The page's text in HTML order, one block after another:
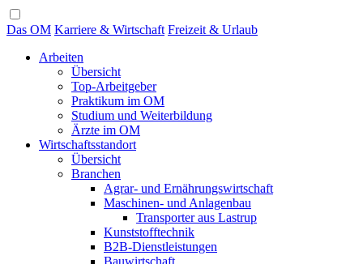
Das OM Karriere & Wirtschaft Freizeit & Urlaub
Arbeiten
Übersicht
Top-Arbeitgeber
Praktikum im OM
Studium und Weiterbildung
Ärzte im OM
Wirtschaftsstandort
Übersicht
Branchen
Agrar- und Ernährungswirtschaft
Maschinen- und Anlagenbau
Transporter aus Lastrup
Kunststofftechnik
B2B-Dienstleistungen
Bauwirtschaft